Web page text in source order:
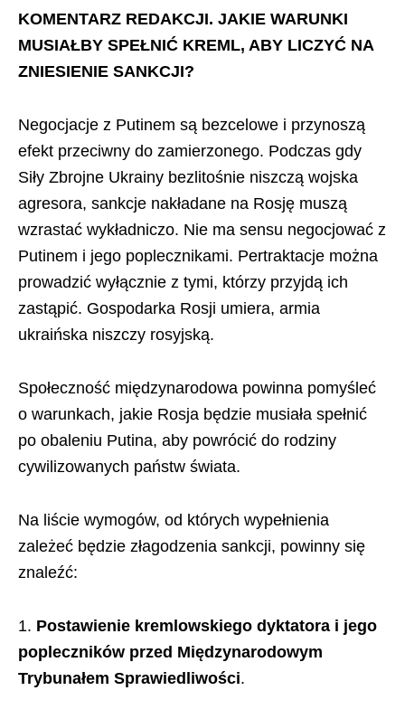
KOMENTARZ REDAKCJI. JAKIE WARUNKI
MUSIAŁBY SPEŁNIĆ KREML, ABY LICZYĆ NA
ZNIESIENIE SANKCJI?
Negocjacje z Putinem są bezcelowe i przynoszą
efekt przeciwny do zamierzonego. Podczas gdy
Siły Zbrojne Ukrainy bezlitośnie niszczą wojska
agresora, sankcje nakładane na Rosję muszą
wzrastać wykładniczo. Nie ma sensu negocjować z
Putinem i jego poplecznikami. Pertraktacje można
prowadzić wyłącznie z tymi, którzy przyjdą ich
zastąpić. Gospodarka Rosji umiera, armia
ukraińska niszczy rosyjską.
Społeczność międzynarodowa powinna pomyśleć
o warunkach, jakie Rosja będzie musiała spełnić
po obaleniu Putina, aby powrócić do rodziny
cywilizowanych państw świata.
Na liście wymogów, od których wypełnienia
zależeć będzie złagodzenia sankcji, powinny się
znaleźć:
1. Postawienie kremlowskiego dyktatora i jego
popleczników przed Międzynarodowym
Trybunałem Sprawiedliwości.